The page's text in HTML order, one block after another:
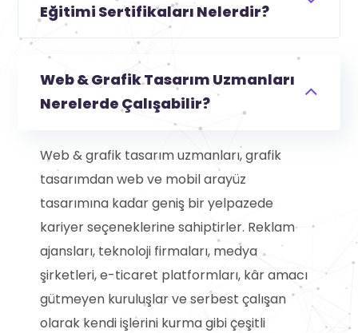
Eğitimi Sertifikaları Nelerdir?
Web & Grafik Tasarım Uzmanları
Nerelerde Çalışabilir?
Web & grafik tasarım uzmanları, grafik
tasarımdan web ve mobil arayüz
tasarımına kadar geniş bir yelpazede
kariyer seçeneklerine sahiptirler. Reklam
ajansları, teknoloji firmaları, medya
şirketleri, e-ticaret platformları, kâr amacı
gütmeyen kuruluşlar ve serbest çalışan
olarak kendi işlerini kurma gibi çeşitli